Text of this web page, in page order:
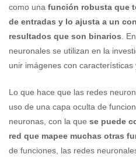
como una función robusta que
de entradas y lo ajusta a un
resultados que son binarios .
neuronales se utilizan en la
unir imágenes con características
Lo que hace que las redes
uso de una capa oculta de
neuronas, con la que se puede
red que mapee muchas otras
de funciones, las redes